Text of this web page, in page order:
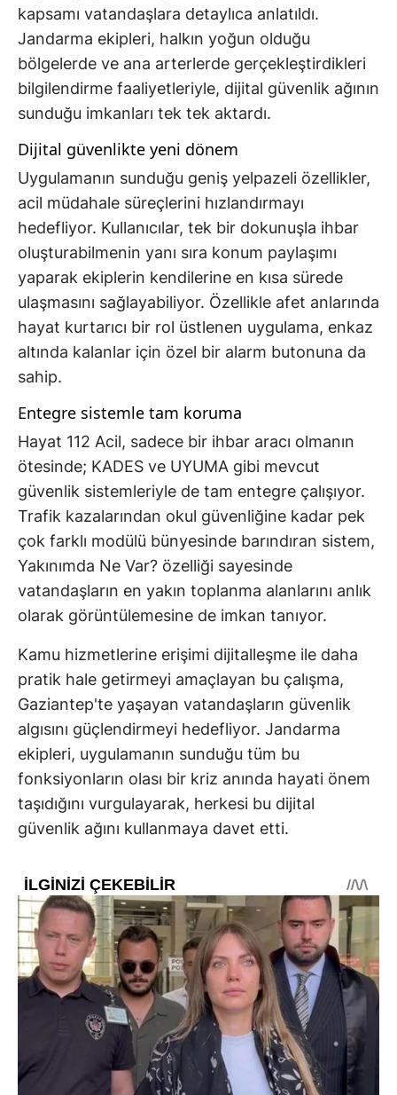
kapsamı vatandaşlara detaylıca anlatıldı.
Jandarma ekipleri, halkın yoğun olduğu
bölgelerde ve ana arterlerde gerçekleştirdikleri
bilgilendirme faaliyetleriyle, dijital güvenlik ağının
sunduğu imkanları tek tek aktardı.
Dijital güvenlikte yeni dönem
Uygulamanın sunduğu geniş yelpazeli özellikler,
acil müdahale süreçlerini hızlandırmayı
hedefliyor. Kullanıcılar, tek bir dokunuşla ihbar
oluşturabilmenin yanı sıra konum paylaşımı
yaparak ekiplerin kendilerine en kısa sürede
ulaşmasını sağlayabiliyor. Özellikle afet anlarında
hayat kurtarıcı bir rol üstlenen uygulama, enkaz
altında kalanlar için özel bir alarm butonuna da
sahip.
Entegre sistemle tam koruma
Hayat 112 Acil, sadece bir ihbar aracı olmanın
ötesinde; KADES ve UYUMA gibi mevcut
güvenlik sistemleriyle de tam entegre çalışıyor.
Trafik kazalarından okul güvenliğine kadar pek
çok farklı modülü bünyesinde barındıran sistem,
Yakınımda Ne Var? özelliği sayesinde
vatandaşların en yakın toplanma alanlarını anlık
olarak görüntülemesine de imkan tanıyor.
Kamu hizmetlerine erişimi dijitalleşme ile daha
pratik hale getirmeyi amaçlayan bu çalışma,
Gaziantep'te yaşayan vatandaşların güvenlik
algısını güçlendirmeyi hedefliyor. Jandarma
ekipleri, uygulamanın sunduğu tüm bu
fonksiyonların olası bir kriz anında hayati önem
taşıdığını vurgulayarak, herkesi bu dijital
güvenlik ağını kullanmaya davet etti.